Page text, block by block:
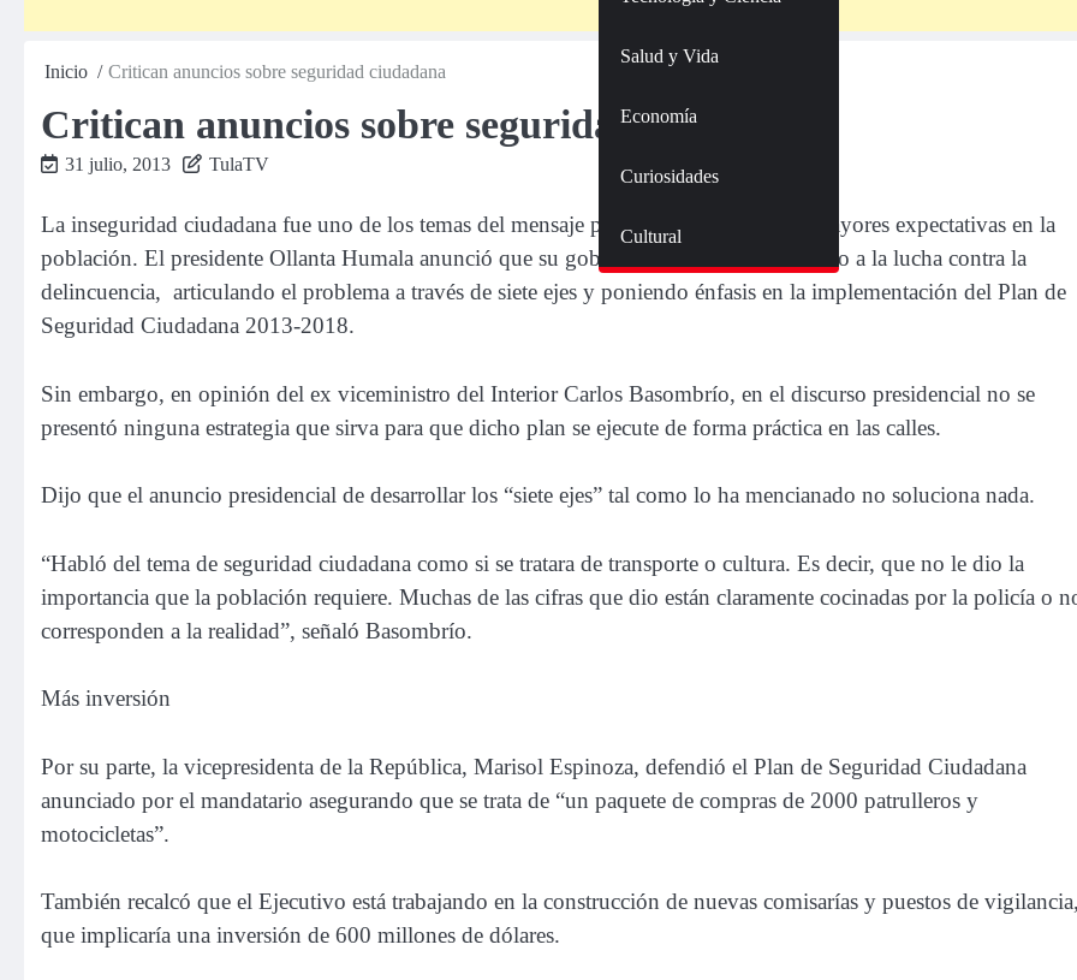
Salud y Vida
Economía
Curiosidades
Cultural
Inicio Critican anuncios sobre seguridad ciudadana
Critican anuncios sobre seguridad ciudadana
31 julio, 2013 TulaTV
La inseguridad ciudadana fue uno de los temas del mensaje presidencial que generó mayores expectativas en la
población. El presidente Ollanta Humala anunció que su gobierno dará un gran impulso a la lucha contra la
delincuencia, articulando el problema a través de siete ejes y poniendo énfasis en la implementación del Plan de
Seguridad Ciudadana 2013-2018.
Sin embargo, en opinión del ex viceministro del Interior Carlos Basombrío, en el discurso presidencial no se
presentó ninguna estrategia que sirva para que dicho plan se ejecute de forma práctica en las calles.
Dijo que el anuncio presidencial de desarrollar los “siete ejes” tal como lo ha mencianado no soluciona nada.
“Habló del tema de seguridad ciudadana como si se tratara de transporte o cultura. Es decir, que no le dio la
importancia que la población requiere. Muchas de las cifras que dio están claramente cocinadas por la policía o
corresponden a la realidad”, señaló Basombrío.
Más inversión
Por su parte, la vicepresidenta de la República, Marisol Espinoza, defendió el Plan de Seguridad Ciudadana
anunciado por el mandatario asegurando que se trata de “un paquete de compras de 2000 patrulleros y
motocicletas”.
También recalcó que el Ejecutivo está trabajando en la construcción de nuevas comisarías y puestos de
que implicaría una inversión de 600 millones de dólares.